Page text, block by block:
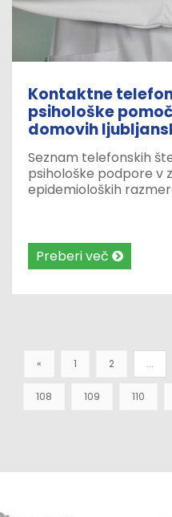
Kontaktne
psihološke
domovih
Seznam telefonskih
psihološke podpore v
epidemioloških
Preberi več
« 1 2 ...
108 109 110